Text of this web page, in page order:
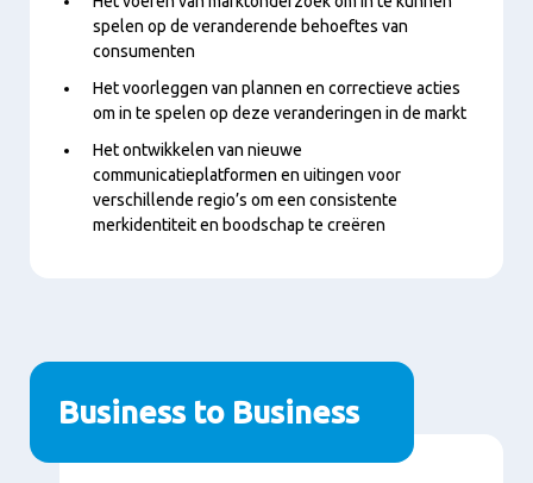
spelen op de veranderende behoeftes van
consumenten
Het voorleggen van plannen en correctieve acties
om in te spelen op deze veranderingen in de markt
Het ontwikkelen van nieuwe
communicatieplatformen en uitingen voor
verschillende regio’s om een consistente
merkidentiteit en boodschap te creëren
Business to Business